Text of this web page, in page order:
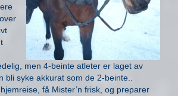
men 4-beinte atleter er laget av
bli syke akkurat som de 2-beinte..
få Mister’n frisk, og preparer